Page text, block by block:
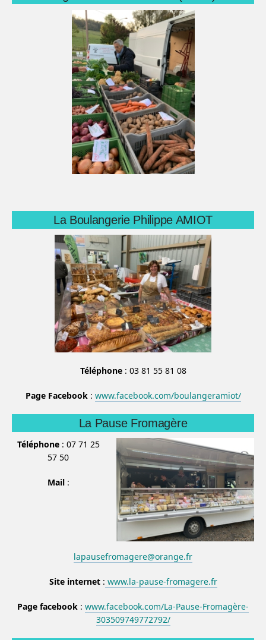
La Boulangerie Philippe AMIOT
Téléphone: 03 81 55 81 08
Page Facebook: www.facebook.com/boulangeramiot/
La Pause Fromagère
Téléphone: 07 71 25
57 50
Mail:
lapausefromagere@orange.fr
Site internet: www.la-pause-fromagere.fr
Page facebook : www.facebook.com/La-Pause-Fromagère-
303509749772792/